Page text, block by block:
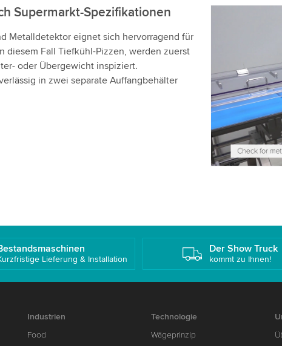
Wir
Wir
einzubetten,
Bitte
Dienst, um
Supermarkt-Spezifikationen
Metalldetektor eignet sich hervorragend für
diesem Fall Tiefkühl-Pizzen, werden zuerst
oder Übergewicht inspiziert.
in zwei separate Auffangbehälter
Lieferung & Installation
Der Show Truck
kommt zu Ihnen!
Industrien
Food
Technologie
Wägeprinzip